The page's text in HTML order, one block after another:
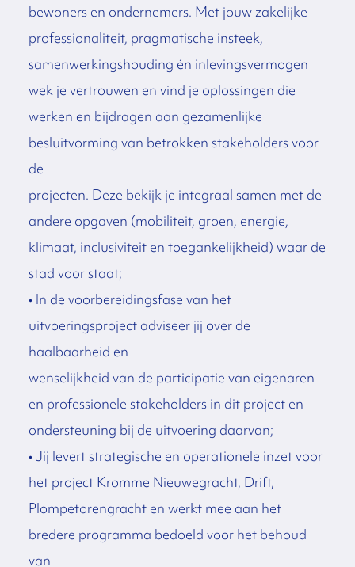
bewoners en ondernemers. Met jouw zakelijke
professionaliteit, pragmatische insteek,
samenwerkingshouding én inlevingsvermogen
wek je vertrouwen en vind je oplossingen die
werken en bijdragen aan gezamenlijke
besluitvorming van betrokken stakeholders voor
de
projecten. Deze bekijk je integraal samen met de
andere opgaven (mobiliteit, groen, energie,
klimaat, inclusiviteit en toegankelijkheid) waar de
stad voor staat;
• In de voorbereidingsfase van het
uitvoeringsproject adviseer jij over de
haalbaarheid en
wenselijkheid van de participatie van eigenaren
en professionele stakeholders in dit project en
ondersteuning bij de uitvoering daarvan;
• Jij levert strategische en operationele inzet voor
het project Kromme Nieuwegracht, Drift,
Plompetorengracht en werkt mee aan het
bredere programma bedoeld voor het behoud
van